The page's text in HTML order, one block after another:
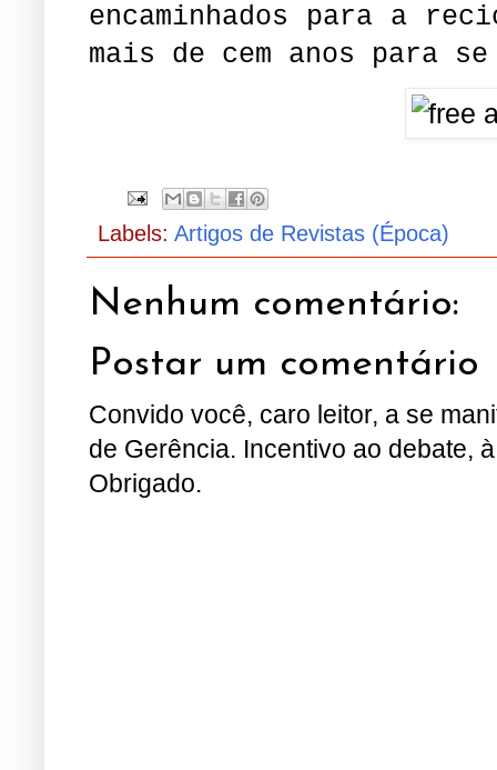
encaminhados para a
mais de cem anos para se
Labels: Artigos de Revistas (Época)
Nenhum comentário:
Postar um comentário
Convido você, caro leitor, a se
de Gerência. Incentivo ao debate,
Obrigado.